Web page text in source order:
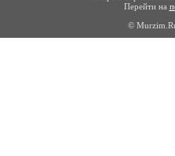
Перейти на
©